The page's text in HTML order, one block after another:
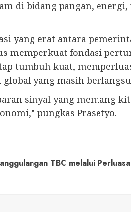
di bidang pangan,
yang erat antara
memperkuat fondasi
tumbuh kuat,
yang masih
sinyal yang memang
pungkas Prasetyo.
TBC melalui